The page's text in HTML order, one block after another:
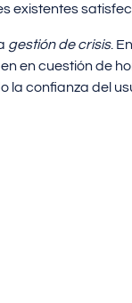
existentes
gestión de crisis.
en cuestión de
confianza del